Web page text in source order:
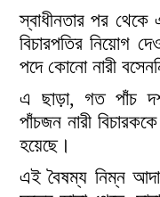
স্বাধীনতার পর
বিচারপতির নিয়োগ
পদে কোনো নারী
এ ছাড়া, গত পাঁচ
পাঁচজন নারী
হয়েছে।
এই বৈষম্য নিম্ন